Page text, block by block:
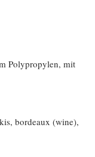
Polypropylen, mit
bordeaux (wine),